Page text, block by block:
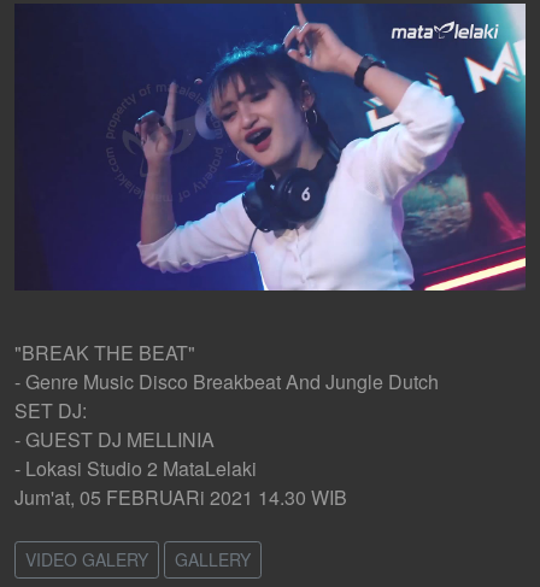
"BREAK THE BEAT"
- Genre Music Disco Breakbeat And Jungle Dutch
SET DJ:
- GUEST DJ MELLINIA
- Lokasi Studio 2 MataLelaki
Jum'at, 05 FEBRUARi 2021 14.30 WIB
VIDEO GALERY GALLERY